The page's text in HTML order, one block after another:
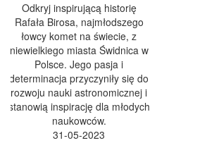
Odkryj inspirującą historię
Rafała Birosa, najmłodszego
łowcy komet na świecie, z
niewielkiego miasta Świdnica w
Polsce. Jego pasja i
determinacja przyczyniły się do
rozwoju nauki astronomicznej i
stanowią inspirację dla młodych
naukowców.
31-05-2023